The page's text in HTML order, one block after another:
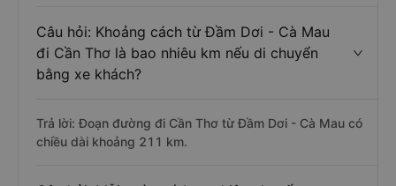
Câu hỏi: Khoảng cách từ Đầm Dơi - Cà Mau
đi Cần Thơ là bao nhiêu km nếu di chuyển
bằng xe khách?
Trả lời: Đoạn đường đi Cần Thơ từ Đầm Dơi - Cà Mau có
chiều dài khoảng 211 km.